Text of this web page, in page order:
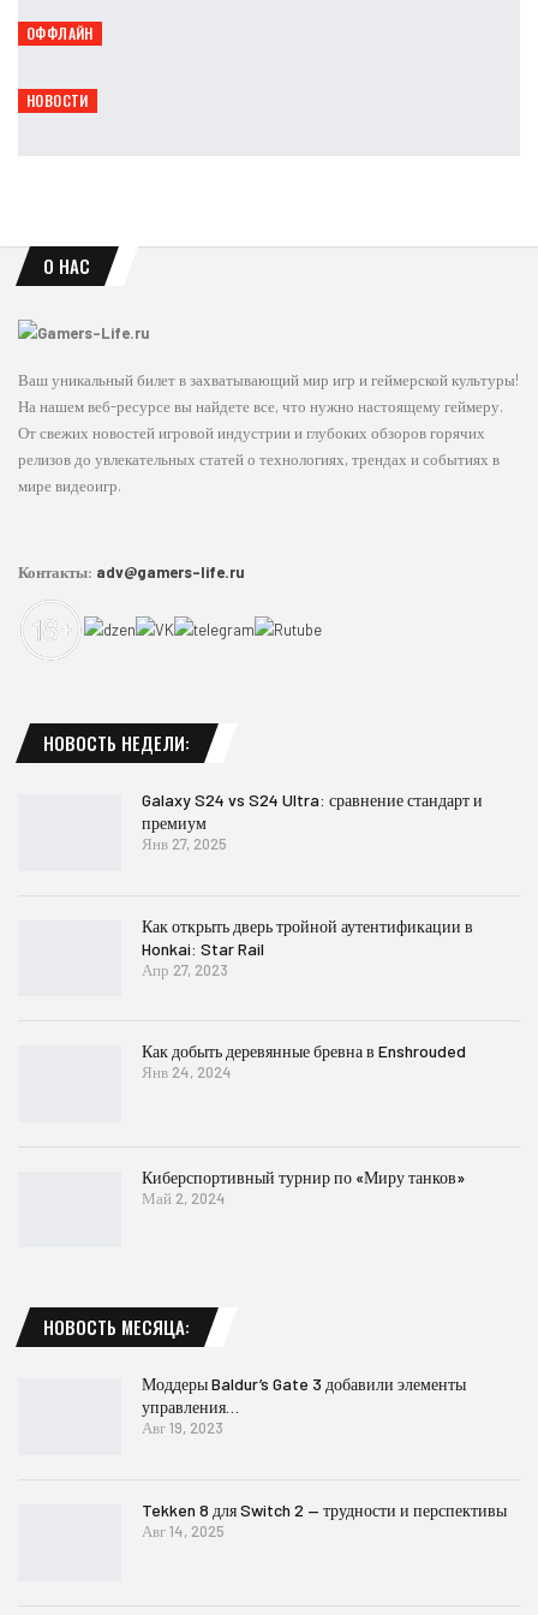
ОФФЛАЙН
vivo примет участие в фестивале «Маркет Маркета»
НОВОСТИ
Capcom: уже 90% продаж игр приходится на цифровые версии
О НАС
Ваш уникальный билет в захватывающий мир игр и геймерской культуры!
На нашем веб-ресурсе вы найдете все, что нужно настоящему геймеру.
От свежих новостей игровой индустрии и глубоких обзоров горячих
релизов до увлекательных статей о технологиях, трендах и событиях в
мире видеоигр.
Контакты: adv@gamers-life.ru
НОВОСТЬ НЕДЕЛИ:
Galaxy S24 vs S24 Ultra: сравнение стандарт и
премиум
Янв 27, 2025
Как открыть дверь тройной аутентификации в
Honkai: Star Rail
Апр 27, 2023
Как добыть деревянные бревна в Enshrouded
Янв 24, 2024
Киберспортивный турнир по «Миру танков»
Май 2, 2024
НОВОСТЬ МЕСЯЦА:
Моддеры Baldur’s Gate 3 добавили элементы
управления…
Авг 19, 2023
Tekken 8 для Switch 2 — трудности и перспективы
Авг 14, 2025